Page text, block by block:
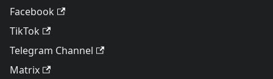
Facebook
TikTok
Telegram Channel
Matrix